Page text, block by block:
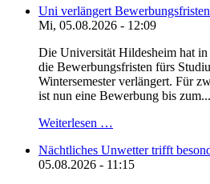
Uni verlängert
Mi, 05.08.2026 - 12:09
Die Universität Hildesheim hat in
die Bewerbungsfristen fürs
Wintersemester verlängert. Für
ist nun eine Bewerbung bis zum...
Weiterlesen …
Nächtliches Unwetter trifft
05.08.2026 - 11:15